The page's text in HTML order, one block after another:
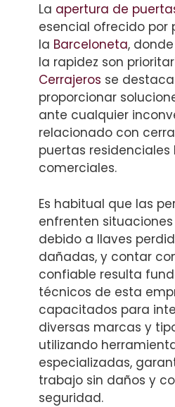
La apertura de
esencial ofrecido por
la Barceloneta,
la rapidez son
Cerrajeros se
proporcionar
ante cualquier
relacionado con
puertas residenciales
comerciales.
Es habitual que las
enfrenten
debido a llaves
dañadas, y contar
confiable resulta
técnicos de esta
capacitados para
diversas marcas y
utilizando
especializadas,
trabajo sin daños y
seguridad.